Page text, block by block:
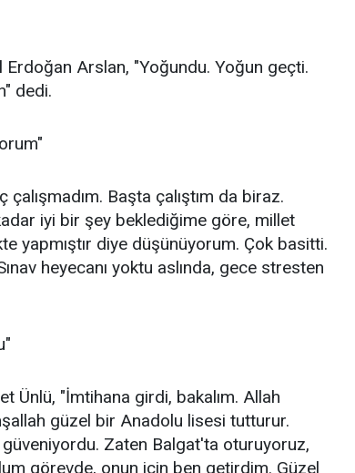
Erdoğan Arslan, "Yoğundu. Yoğun geçti.
dedi.
Başta çalıştım da biraz.
iyi bir şey beklediğime göre, millet
yapmıştır diye düşünüyorum. Çok basitti.
heyecanı yoktu aslında, gece stresten
Ünlü, "İmtihana girdi, bakalım. Allah
güzel bir Anadolu lisesi tutturur.
Zaten Balgat'ta oturuyoruz,
görevde, onun için ben getirdim. Güzel